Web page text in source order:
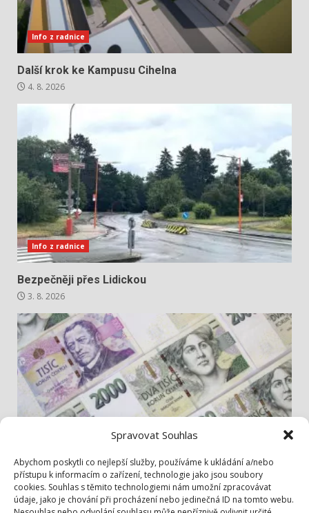
Spravovat Souhlas
Abychom poskytli co nejlepší služby, používáme k ukládání a/nebo
přístupu k informacím o zařízení, technologie jako jsou soubory
cookies. Souhlas s těmito technologiemi nám umožní zpracovávat
údaje, jako je chování při procházení nebo jedinečná ID na tomto webu.
Info z radnice
Další krok ke Kampusu Cihelna
4. 8. 2026
Info z radnice
Bezpečněji přes Lidickou
3. 8. 2026
Zastupitelé jednali hlavně o penězích
1. 8. 2026